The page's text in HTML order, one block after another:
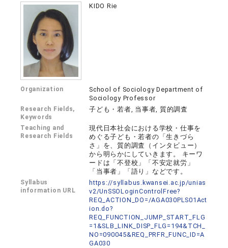
KIDO Rie
Organization
School of Sociology Department of
Sociology Professor
Research Fields,
Keywords
子ども・若者, 当事者, 質的調査
Teaching and
Research Fields
現代日本社会における学校・仕事を
めぐる子ども・若者の「生きづら
さ」を、質的調査（インタビュー）
から明らかにしていきます。 キーワ
ードは「不登校」「不安定就労」
「当事者」「語り」などです。
Syllabus
information URL
https://syllabus.kwansei.ac.jp/unias
v2/UnSSOLoginControlFree?
REQ_ACTION_DO=/AGA030PLS01Act
ion.do?
REQ_FUNCTION_JUMP_START_FLG
=1&SLB_LINK_DISP_FLG=194&TCH_
NO=090045&REQ_PRFR_FUNC_ID=A
GA030